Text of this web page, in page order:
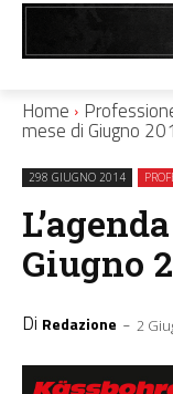
Home
mese di Giugno
298 GIUGNO 2014
Giugno
Di Redazione - 2